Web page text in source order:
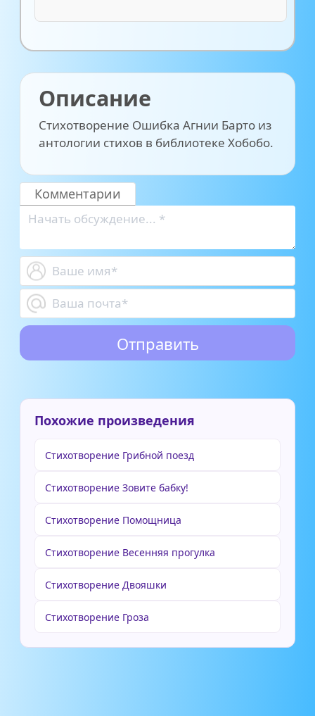
Описание
Стихотворение Ошибка Агнии Барто из
антологии стихов в библиотеке Хобобо.
Комментарии
Похожие произведения
Стихотворение Грибной поезд
Стихотворение Зовите бабку!
Стихотворение Помощница
Стихотворение Весенняя прогулка
Стихотворение Двояшки
Стихотворение Гроза